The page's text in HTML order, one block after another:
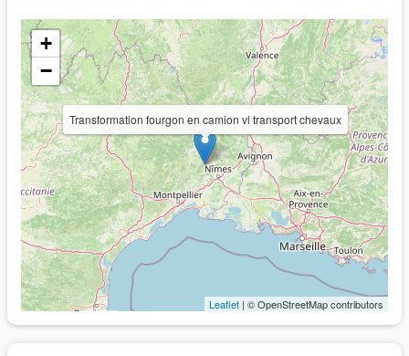
Transformation fourgon en camion vl transport chevaux
+
−
Leaflet | © OpenStreetMap contributors